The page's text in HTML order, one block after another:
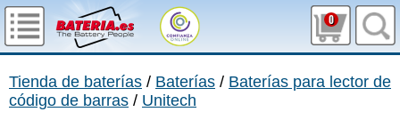
0
Tienda de baterías / Baterías / Baterías para lector de
código de barras / Unitech